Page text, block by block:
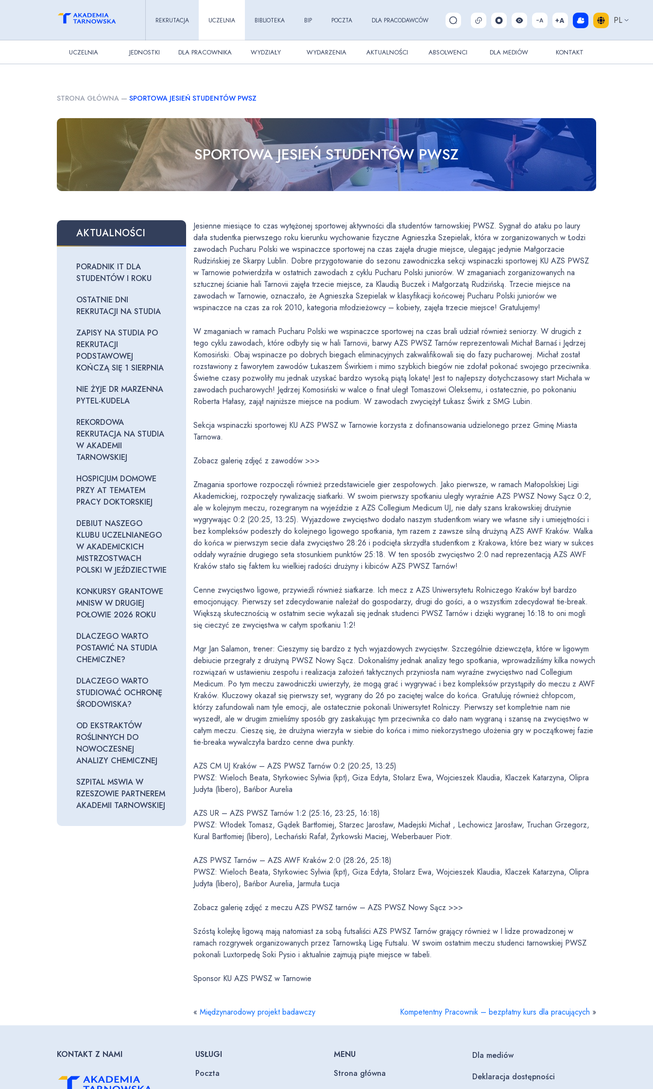
REKRUTACJA UCZELNIA BIBLIOTEKA BIP POCZTA DLA PRACODAWCÓW Pokaż/ukryj wyszukiwarkę PL
UCZELNIA JEDNOSTKI DLA PRACOWNIKA WYDZIAŁY WYDARZENIA AKTUALNOŚCI ABSOLWENCI DLA MEDIÓW KONTAKT
STRONA GŁÓWNA — SPORTOWA JESIEŃ STUDENTÓW PWSZ
SPORTOWA JESIEŃ STUDENTÓW PWSZ
AKTUALNOŚCI
PORADNIK IT DLA
STUDENTÓW I ROKU
OSTATNIE DNI
REKRUTACJI NA STUDIA
ZAPISY NA STUDIA PO
REKRUTACJI
PODSTAWOWEJ
KOŃCZĄ SIĘ 1 SIERPNIA
NIE ŻYJE DR MARZENNA
PYTEL-KUDELA
REKORDOWA
REKRUTACJA NA STUDIA
W AKADEMII
TARNOWSKIEJ
HOSPICJUM DOMOWE
PRZY AT TEMATEM
PRACY DOKTORSKIEJ
DEBIUT NASZEGO
KLUBU UCZELNIANEGO
W AKADEMICKICH
MISTRZOSTWACH
POLSKI W JEŹDZIECTWIE
KONKURSY GRANTOWE
MNISW W DRUGIEJ
POŁOWIE 2026 ROKU
DLACZEGO WARTO
POSTAWIĆ NA STUDIA
CHEMICZNE?
DLACZEGO WARTO
STUDIOWAĆ OCHRONĘ
ŚRODOWISKA?
OD EKSTRAKTÓW
ROŚLINNYCH DO
NOWOCZESNEJ
ANALIZY CHEMICZNEJ
SZPITAL MSWIA W
RZESZOWIE PARTNEREM
AKADEMII TARNOWSKIEJ
Jesienne miesiące to czas wytężonej sportowej aktywności dla studentów tarnowskiej PWSZ. Sygnał do ataku po laury
dała studentka pierwszego roku kierunku wychowanie fizyczne Agnieszka Szepielak, która w zorganizowanych w Łodzi
zawodach Pucharu Polski we wspinaczce sportowej na czas zajęła drugie miejsce, ulegając jedynie Małgorzacie
Rudzińskiej ze Skarpy Lublin. Dobre przygotowanie do sezonu zawodniczka sekcji wspinaczki sportowej KU AZS PWSZ
w Tarnowie potwierdziła w ostatnich zawodach z cyklu Pucharu Polski juniorów. W zmaganiach zorganizowanych na
sztucznej ścianie hali Tarnovii zajęła trzecie miejsce, za Klaudią Buczek i Małgorzatą Rudzińską. Trzecie miejsce na
zawodach w Tarnowie, oznaczało, że Agnieszka Szepielak w klasyfikacji końcowej Pucharu Polski juniorów we
wspinaczce na czas za rok 2010, kategoria młodzieżowcy – kobiety, zajęła trzecie miejsce! Gratulujemy!
W zmaganiach w ramach Pucharu Polski we wspinaczce sportowej na czas brali udział również seniorzy. W drugich z
tego cyklu zawodach, które odbyły się w hali Tarnovii, barwy AZS PWSZ Tarnów reprezentowali Michał Barnaś i Jędrzej
Komosiński. Obaj wspinacze po dobrych biegach eliminacyjnych zakwalifikowali się do fazy pucharowej. Michał został
rozstawiony z faworytem zawodów Łukaszem Świrkiem i mimo szybkich biegów nie zdołał pokonać swojego przeciwnika.
Świetne czasy pozwoliły mu jednak uzyskać bardzo wysoką piątą lokatę! Jest to najlepszy dotychczasowy start Michała w
zawodach pucharowych! Jędrzej Komosiński w walce o finał uległ Tomaszowi Oleksemu, i ostatecznie, po pokonaniu
Roberta Hałasy, zajął najniższe miejsce na podium. W zawodach zwyciężył Łukasz Świrk z SMG Lubin.
Sekcja wspinaczki sportowej KU AZS PWSZ w Tarnowie korzysta z dofinansowania udzielonego przez Gminę Miasta
Tarnowa.
Zobacz galerię zdjęć z zawodów >>>
Zmagania sportowe rozpoczęli również przedstawiciele gier zespołowych. Jako pierwsze, w ramach Małopolskiej Ligi
Akademickiej, rozpoczęły rywalizację siatkarki. W swoim pierwszy spotkaniu uległy wyraźnie AZS PWSZ Nowy Sącz 0:2,
ale w kolejnym meczu, rozegranym na wyjeździe z AZS Collegium Medicum UJ, nie dały szans krakowskiej drużynie
wygrywając 0:2 (20:25, 13:25). Wyjazdowe zwycięstwo dodało naszym studentkom wiary we własne siły i umiejętności i
bez kompleksów podeszły do kolejnego ligowego spotkania, tym razem z zawsze silną drużyną AZS AWF Kraków. Walka
do końca w pierwszym secie dała zwycięstwo 28:26 i podcięła skrzydła studentkom z Krakowa, które bez wiary w sukces
oddały wyraźnie drugiego seta stosunkiem punktów 25:18. W ten sposób zwycięstwo 2:0 nad reprezentacją AZS AWF
Kraków stało się faktem ku wielkiej radości drużyny i kibiców AZS PWSZ Tarnów!
Cenne zwycięstwo ligowe, przywieźli również siatkarze. Ich mecz z AZS Uniwersytetu Rolniczego Kraków był bardzo
emocjonujący. Pierwszy set zdecydowanie należał do gospodarzy, drugi do gości, a o wszystkim zdecydował tie-break.
Większą skutecznością w ostatnim secie wykazali się jednak studenci PWSZ Tarnów i dzięki wygranej 16:18 to oni mogli
się cieczyć ze zwycięstwa w całym spotkaniu 1:2!
Mgr Jan Salamon, trener: Cieszymy się bardzo z tych wyjazdowych zwycięstw. Szczególnie dziewczęta, które w ligowym
debiucie przegrały z drużyną PWSZ Nowy Sącz. Dokonaliśmy jednak analizy tego spotkania, wprowadziliśmy kilka nowych
rozwiązań w ustawieniu zespołu i realizacja założeń taktycznych przyniosła nam wyraźne zwycięstwo nad Collegium
Medicum. Po tym meczu zawodniczki uwierzyły, że mogą grać i wygrywać i bez kompleksów przystąpiły do meczu z AWF
Kraków. Kluczowy okazał się pierwszy set, wygrany do 26 po zaciętej walce do końca. Gratuluję również chłopcom,
którzy zafundowali nam tyle emocji, ale ostatecznie pokonali Uniwersytet Rolniczy. Pierwszy set kompletnie nam nie
wyszedł, ale w drugim zmieliśmy sposób gry zaskakując tym przeciwnika co dało nam wygraną i szansę na zwycięstwo w
całym meczu. Cieszę się, że drużyna wierzyła w siebie do końca i mimo niekorzystnego ułożenia gry w początkowej fazie
tie-breaka wywalczyła bardzo cenne dwa punkty.
AZS CM UJ Kraków – AZS PWSZ Tarnów 0:2 (20:25, 13:25)
PWSZ: Wieloch Beata, Styrkowiec Sylwia (kpt), Giza Edyta, Stolarz Ewa, Wojcieszek Klaudia, Klaczek Katarzyna, Olipra
Judyta (libero), Bańbor Aurelia
AZS UR – AZS PWSZ Tarnów 1:2 (25:16, 23:25, 16:18)
PWSZ: Włodek Tomasz, Gądek Bartłomiej, Starzec Jarosław, Madejski Michał , Lechowicz Jarosław, Truchan Grzegorz,
Kural Bartłomiej (libero), Lechański Rafał, Żyrkowski Maciej, Weberbauer Piotr.
AZS PWSZ Tarnów – AZS AWF Kraków 2:0 (28:26, 25:18)
PWSZ: Wieloch Beata, Styrkowiec Sylwia (kpt), Giza Edyta, Stolarz Ewa, Wojcieszek Klaudia, Klaczek Katarzyna, Olipra
Judyta (libero), Bańbor Aurelia, Jarmuła Łucja
Zobacz galerię zdjęć z meczu AZS PWSZ tarnów – AZS PWSZ Nowy Sącz >>>
Szóstą kolejkę ligową mają natomiast za sobą futsaliści AZS PWSZ Tarnów grający również w I lidze prowadzonej w
ramach rozgrywek organizowanych przez Tarnowską Ligę Futsalu. W swoim ostatnim meczu studenci tarnowskiej PWSZ
pokonali Luxtorpedę Soki Pysio i aktualnie zajmują piąte miejsce w tabeli.
Sponsor KU AZS PWSZ w Tarnowie
«Międzynarodowy projekt badawczy Kompetentny Pracownik – bezpłatny kurs dla pracujących »
KONTAKT Z NAMI
USŁUGI
Poczta
MENU
Strona główna
Dla mediów
Deklaracja dostępności